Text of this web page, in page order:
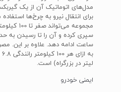
مدل‌های اتوماتیک آن از یک
ساعت ادامه دهد. علاوه بر این.
لیتر در بزرگراه) است.
ایمنی خودرو